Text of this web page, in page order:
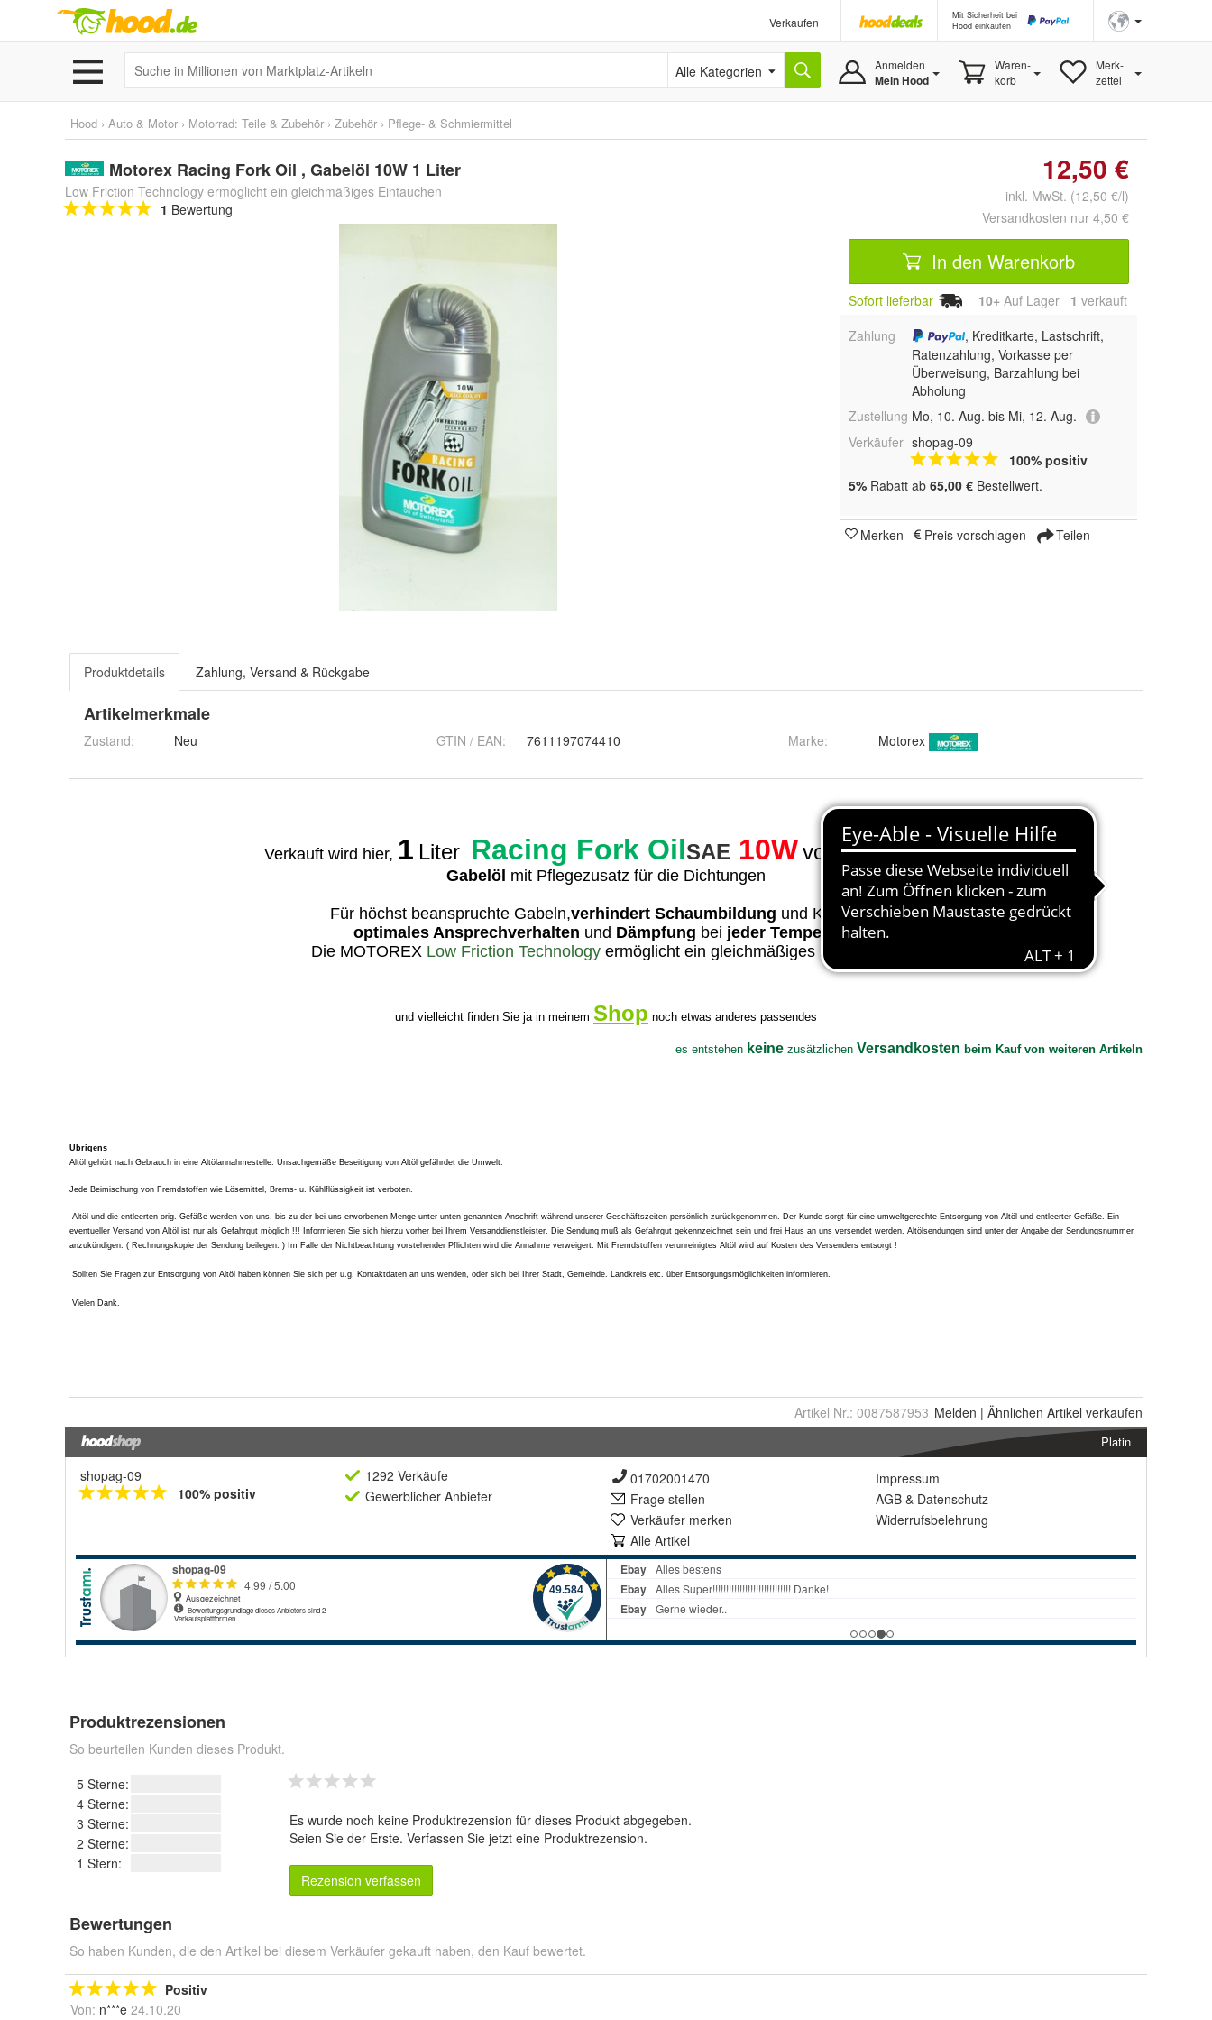
Verkaufen
Mit Sicherheit bei
Hood einkaufen
Alle Kategorien Anmelden
Mein Hood
Waren-
korb
Merk-
zettel
Hood › Auto & Motor › Motorrad: Teile & Zubehör › Zubehör › Pflege- & Schmiermittel
Motorex Racing Fork Oil , Gabelöl 10W 1 Liter
Low Friction Technology ermöglicht ein gleichmäßiges Eintauchen
1 Bewertung
12,50 €
inkl. MwSt. (12,50 €/l)
Versandkosten nur 4,50 €
In den Warenkorb
Sofort lieferbar 10+ Auf Lager 1 verkauft
Zahlung
, Kreditkarte, Lastschrift,
Ratenzahlung, Vorkasse per
Überweisung, Barzahlung bei
Abholung
Zustellung Mo, 10. Aug. bis Mi, 12. Aug.
Verkäufer shopag-09
100% positiv
5% Rabatt ab 65,00 € Bestellwert.
Merken Preis vorschlagen Teilen
Produktdetails Zahlung, Versand & Rückgabe
Artikelmerkmale
Zustand: Neu GTIN / EAN: 7611197074410 Marke: Motorex
Artikel Nr.: 0087587953 Melden | Ähnlichen Artikel verkaufen
Platin
shopag-09
100% positiv
1292 Verkäufe
Gewerblicher Anbieter
01702001470
Frage stellen
Verkäufer merken
Alle Artikel
Impressum
AGB & Datenschutz
Widerrufsbelehrung
Produktrezensionen
So beurteilen Kunden dieses Produkt.
5 Sterne:
4 Sterne:
3 Sterne:
2 Sterne:
1 Stern:
Es wurde noch keine Produktrezension für dieses Produkt abgegeben.
Seien Sie der Erste. Verfassen Sie jetzt eine Produktrezension.
Rezension verfassen
Bewertungen
So haben Kunden, die den Artikel bei diesem Verkäufer gekauft haben, den Kauf bewertet.
Positiv
Von: n***e 24.10.20